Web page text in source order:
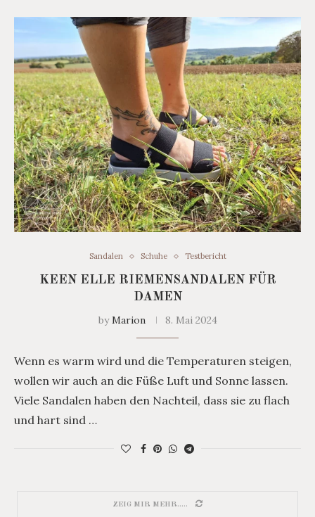
Sandalen Schuhe Testbericht
KEEN ELLE RIEMENSANDALEN FÜR
DAMEN
byMarion 8. Mai 2024
Wenn es warm wird und die Temperaturen steigen,
wollen wir auch an die Füße Luft und Sonne lassen.
Viele Sandalen haben den Nachteil, dass sie zu flach
und hart sind …
ZEIG MIR MEHR.....